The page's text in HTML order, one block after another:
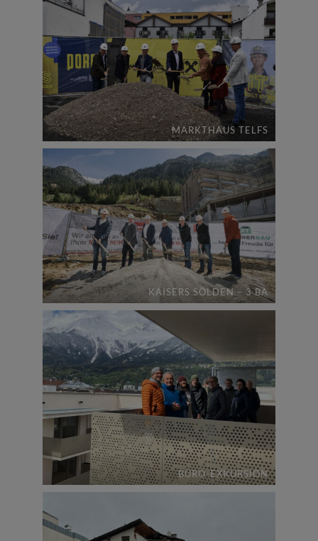
MARKTHAUS TELFS
KAISERS SÖLDEN – 3 BA
BÜRO-EXKURSION